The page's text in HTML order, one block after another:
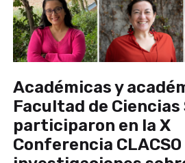
Académicas y
Facultad de Ciencias
participaron en la X
Conferencia